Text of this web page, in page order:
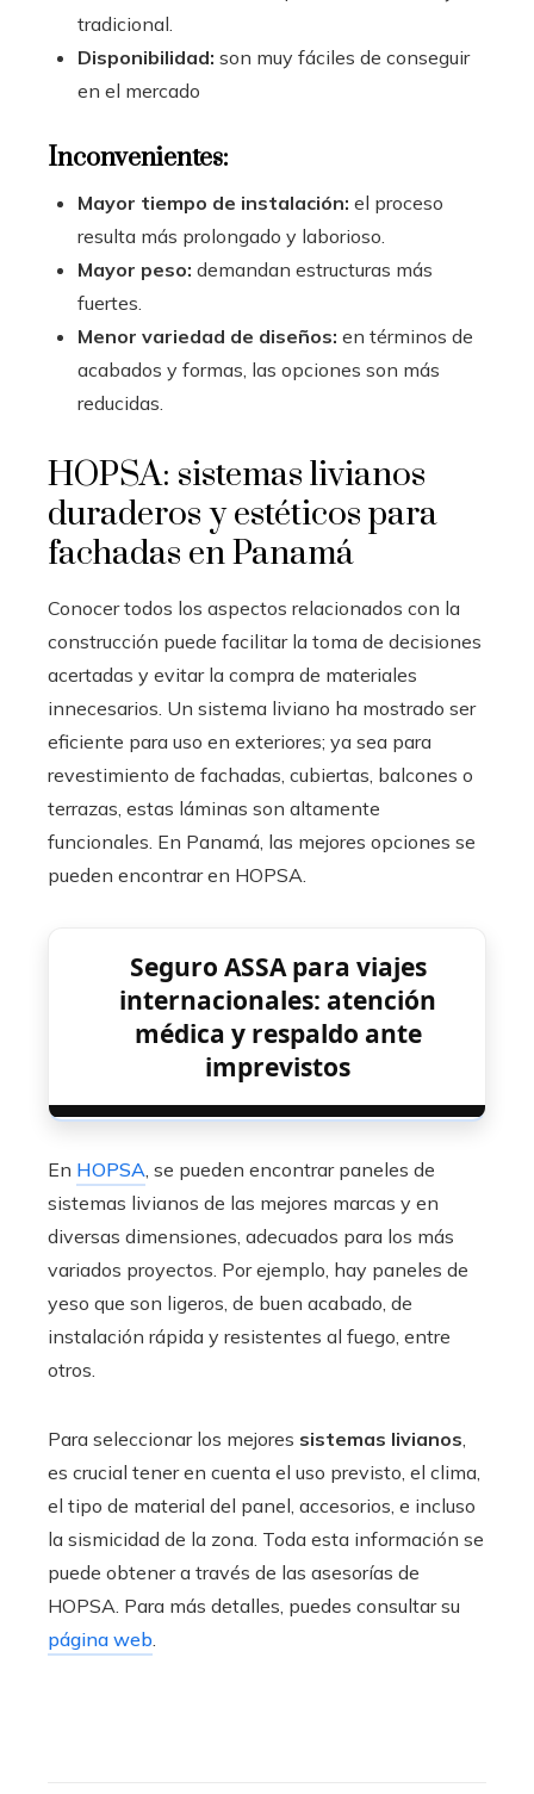
tradicional.
Disponibilidad: son muy fáciles de conseguir
en el mercado
Inconvenientes:
Mayor tiempo de instalación: el proceso
resulta más prolongado y laborioso.
Mayor peso: demandan estructuras más
fuertes.
Menor variedad de diseños: en términos de
acabados y formas, las opciones son más
reducidas.
HOPSA: sistemas livianos
duraderos y estéticos para
fachadas en Panamá
Conocer todos los aspectos relacionados con la
construcción puede facilitar la toma de decisiones
acertadas y evitar la compra de materiales
innecesarios. Un sistema liviano ha mostrado ser
eficiente para uso en exteriores; ya sea para
revestimiento de fachadas, cubiertas, balcones o
terrazas, estas láminas son altamente
funcionales. En Panamá, las mejores opciones se
pueden encontrar en HOPSA.
Seguro ASSA para viajes
internacionales: atención
médica y respaldo ante
imprevistos
En HOPSA, se pueden encontrar paneles de
sistemas livianos de las mejores marcas y en
diversas dimensiones, adecuados para los más
variados proyectos. Por ejemplo, hay paneles de
yeso que son ligeros, de buen acabado, de
instalación rápida y resistentes al fuego, entre
otros.
Para seleccionar los mejores sistemas livianos,
es crucial tener en cuenta el uso previsto, el clima,
el tipo de material del panel, accesorios, e incluso
la sismicidad de la zona. Toda esta información se
puede obtener a través de las asesorías de
HOPSA. Para más detalles, puedes consultar su
página web.